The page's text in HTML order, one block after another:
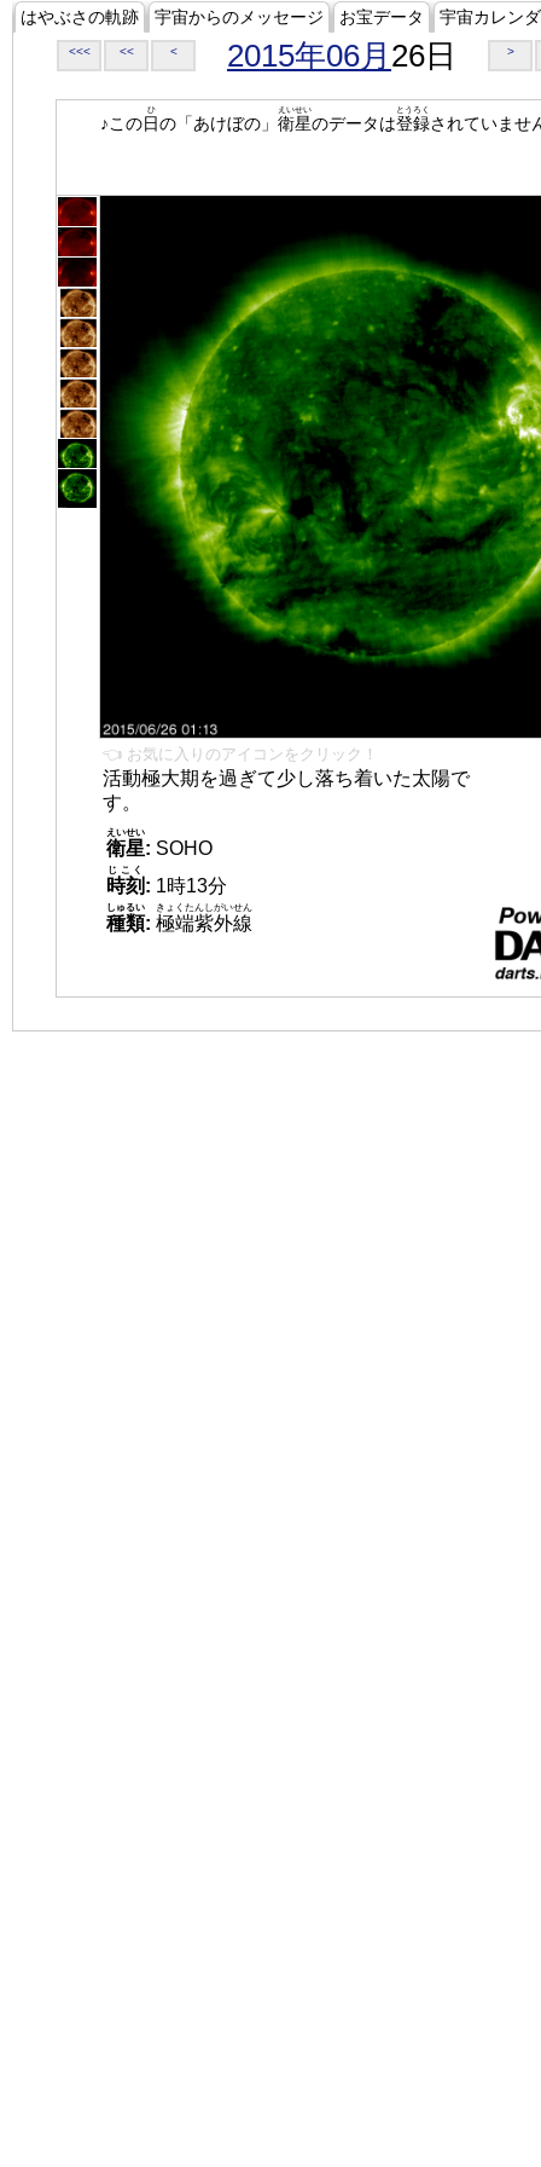
はやぶさの軌跡 宇宙からのメッセージ お宝データ 宇宙カレン
<<< << < 2015年06月 26日 >
♪この日
ひ
の「あけぼの」 衛星
えいせい
のデータは登録
とうろく
されていませ
👈 お気に入りのアイコンをクリック！
活動極大期を過ぎて少し落ち着いた太陽で
す。
衛星
えいせい
: SOHO
時刻
じこく
: 1時13分
種類
しゅるい
: 極端紫外線
きょくたんしがいせん